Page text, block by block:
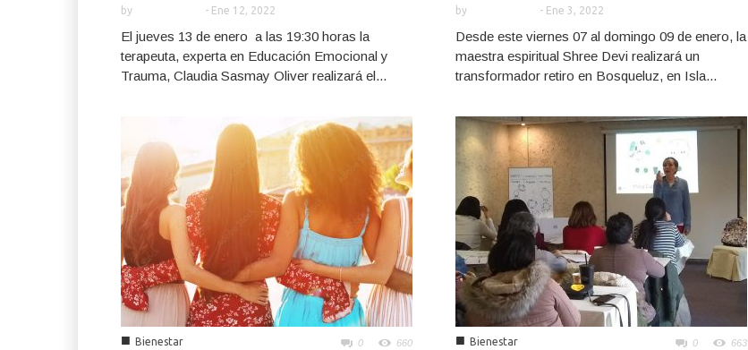
by - Ene 12, 2022
El jueves 13 de enero a las 19:30 horas la
terapeuta, experta en Educación Emocional y
Trauma, Claudia Sasmay Oliver realizará el...
by - Ene 3, 2022
Desde este viernes 07 al domingo 09 de enero, la
maestra espiritual Shree Devi realizará un
transformador retiro en Bosqueluz, en Isla...
■ Bienestar 0 660 ■ Bienestar 0 663